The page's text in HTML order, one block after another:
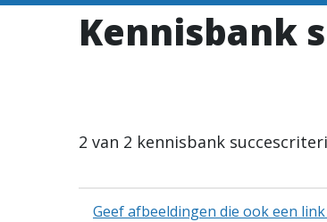
Kennisbank
2 van 2 kennisbank
Geef afbeeldingen die ook een